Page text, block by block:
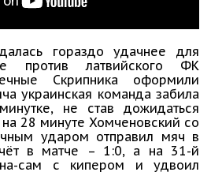
гораздо удачнее для
против латвийского ФК
Скрипника оформили
украинская команда забила
не став дожидаться
28 минуте Хомченовский со
ударом отправил мяч в
в матче – 1:0, а на 31-й
сам с кипером и удвоил